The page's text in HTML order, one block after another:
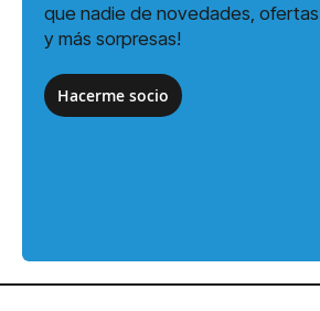
que nadie de novedades,
y más sorpresas!
Hacerme socio